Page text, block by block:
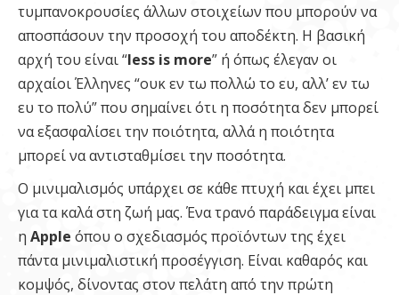
τυμπανοκρουσίες άλλων στοιχείων που μπορούν να
αποσπάσουν την προσοχή του αποδέκτη. Η βασική
αρχή του είναι “less is more” ή όπως έλεγαν οι
αρχαίοι Έλληνες “ουκ εν τω πολλώ το ευ, αλλ’ εν τω
ευ το πολύ” που σημαίνει ότι η ποσότητα δεν μπορεί
να εξασφαλίσει την ποιότητα, αλλά η ποιότητα
μπορεί να αντισταθμίσει την ποσότητα.
Ο μινιμαλισμός υπάρχει σε κάθε πτυχή και έχει μπει
για τα καλά στη ζωή μας. Ένα τρανό παράδειγμα είναι
η Apple όπου ο σχεδιασμός προϊόντων της έχει
πάντα μινιμαλιστική προσέγγιση. Είναι καθαρός και
κομψός, δίνοντας στον πελάτη από την πρώτη